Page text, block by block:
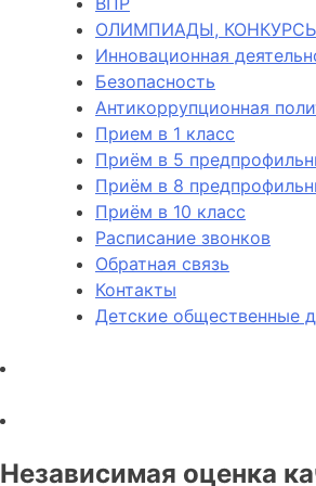
ОЛИМПИАДЫ,
Инновационная
Безопасность
Антикоррупционная
Прием в 1 класс
Приём в 5
Приём в 8
Приём в 10 класс
Расписание звонков
Обратная связь
Контакты
Детские общественные
Независимая оценка